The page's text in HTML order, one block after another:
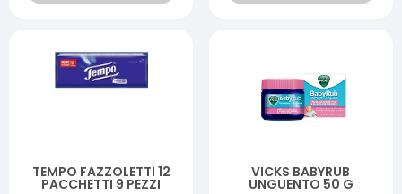
TEMPO FAZZOLETTI 12
PACCHETTI 9 PEZZI
VICKS BABYRUB
UNGUENTO 50 G